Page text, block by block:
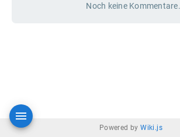
Noch keine Kommentare.
Powered byWiki.js